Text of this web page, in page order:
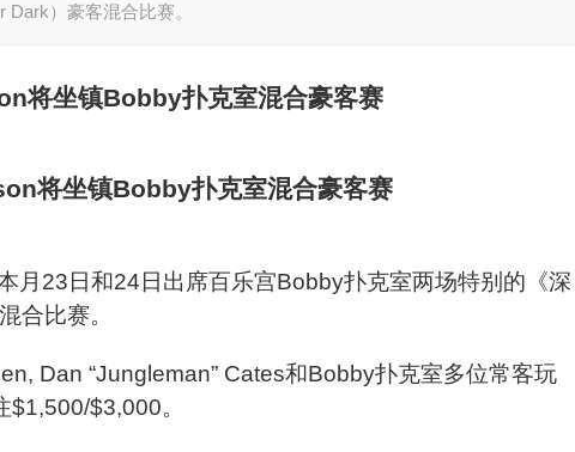
）豪客混合比赛。
将坐镇Bobby扑克室混合豪客赛
月 23 日和24 日出席百乐宫Bobby扑克室两场特别的《深
合比赛。
Dan “Jungleman” Cates和Bobby扑克室多位常客玩
$1,500/$3,000。